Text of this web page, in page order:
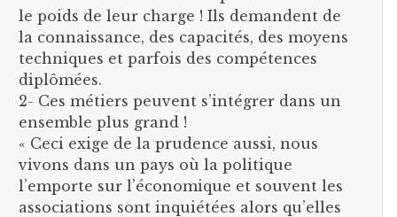
le poids de leur charge ! Ils demandent de
la connaissance, des capacités, des moyens
techniques et parfois des compétences
diplômées.
2- Ces métiers peuvent s’intégrer dans un
ensemble plus grand !
« Ceci exige de la prudence aussi, nous
vivons dans un pays où la politique
l’emporte sur l’économique et souvent les
associations sont inquiétées alors qu’elles